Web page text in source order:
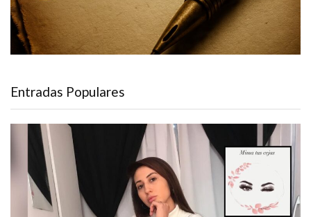
Entradas Populares